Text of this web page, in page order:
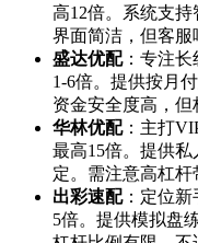
高12倍。系统支
界面简洁，但客服
盛达优配：专注长
1-6倍。提供按月
资金安全度高，但
华林优配：主打
最高15倍。提供
定。需注意高杠杆
出彩速配：定位新
5倍。提供模拟盘